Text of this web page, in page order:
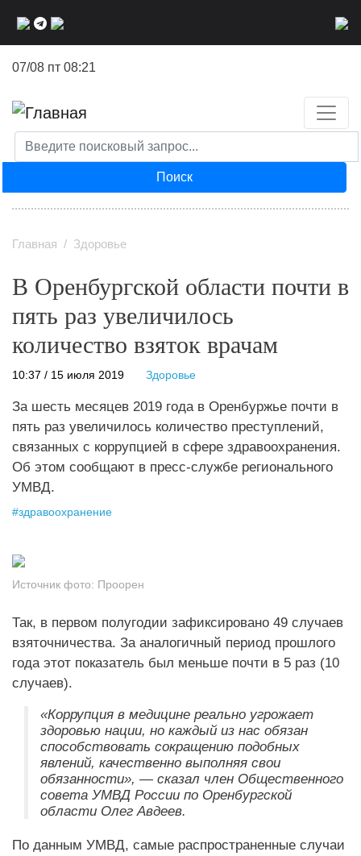
07/08 пт 08:21
Поиск
Главная Здоровье
В Оренбургской области почти в
пять раз увеличилось
количество взяток врачам
10:37 / 15 июля 2019 Здоровье
За шесть месяцев 2019 года в Оренбуржье почти в
пять раз увеличилось количество преступлений,
связанных с коррупцией в сфере здравоохранения.
Об этом сообщают в пресс-службе регионального
УМВД.
#здравоохранение
Источник фото: Проорен
Так, в первом полугодии зафиксировано 49 случаев
взяточничества. За аналогичный период прошлого
года этот показатель был меньше почти в 5 раз (10
случаев).
«Коррупция в медицине реально угрожает
здоровью нации, но каждый из нас обязан
способствовать сокращению подобных
явлений, качественно выполняя свои
обязанности», — сказал член Общественного
совета УМВД России по Оренбургской
области Олег Авдеев.
По данным УМВД, самые распространенные случаи